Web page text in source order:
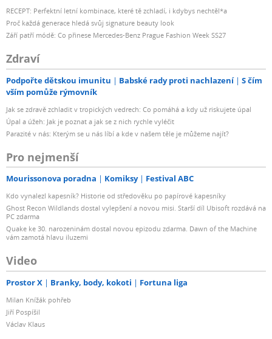
RECEPT: Perfektní letní kombinace, které tě zchladí, i kdybys nechtěl*a
Proč každá generace hledá svůj signature beauty look
Září patří módě: Co přinese Mercedes-Benz Prague Fashion Week SS27
Zdraví
Podpořte dětskou imunitu Babské rady proti nachlazení
S čím
vším pomůže rýmovník
Jak se zdravě zchladit v tropických vedrech: Co pomáhá a kdy už riskujete úpal
Úpal a úžeh: Jak je poznat a jak se z nich rychle vyléčit
Parazité v nás: Kterým se u nás líbí a kde v našem těle je můžeme najít?
Pro nejmenší
Mourissonova poradna Komiksy Festival ABC
Kdo vynalezl kapesník? Historie od středověku po papírové kapesníky
Ghost Recon Wildlands dostal vylepšení a novou misi. Starší díl Ubisoft rozdává na
PC zdarma
Quake ke 30. narozeninám dostal novou epizodu zdarma. Dawn of the Machine
vám zamotá hlavu iluzemi
Video
Prostor X Branky, body, kokoti Fortuna liga
Milan Knížák pohřeb
Jiří Pospíšil
Václav Klaus